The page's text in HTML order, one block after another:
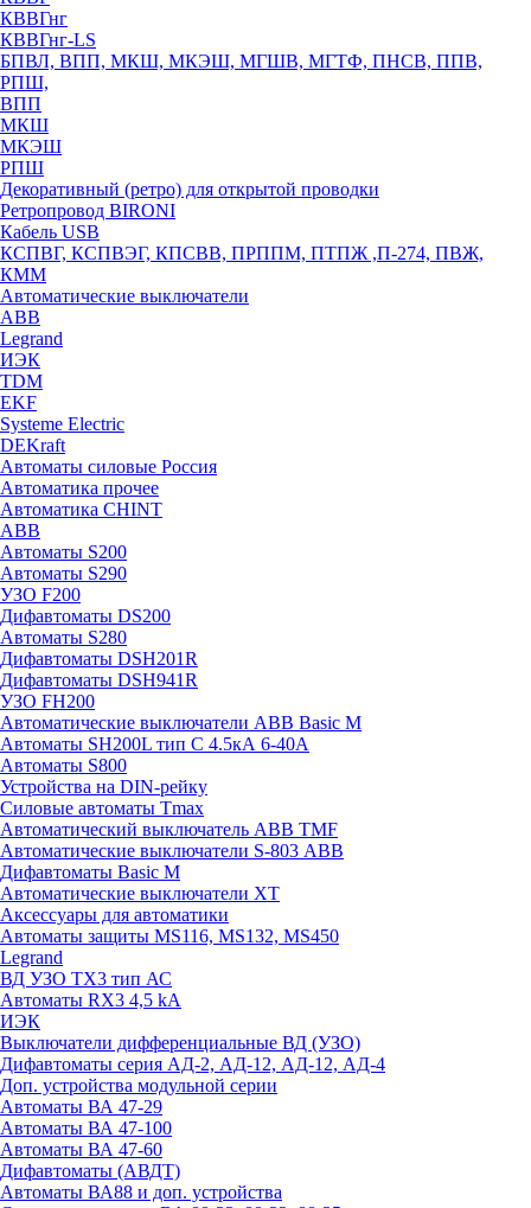
КВВГнг
КВВГнг-LS
БПВЛ, ВПП, МКШ, МКЭШ, МГШВ, МГТФ, ПНСВ, ППВ,
РПШ,
ВПП
МКШ
МКЭШ
РПШ
Декоративный (ретро) для открытой проводки
Ретропровод BIRONI
Кабель USB
КСПВГ, КСПВЭГ, КПСВВ, ПРППМ, ПТПЖ ,П-274, ПВЖ,
КММ
Автоматические выключатели
ABB
Legrand
ИЭК
TDM
EKF
Systeme Electric
DEKraft
Автоматы силовые Россия
Автоматика прочее
Автоматика CHINT
ABB
Автоматы S200
Автоматы S290
УЗО F200
Дифавтоматы DS200
Автоматы S280
Дифавтоматы DSH201R
Дифавтоматы DSH941R
УЗО FH200
Автоматические выключатели ABB Basic M
Автоматы SH200L тип С 4.5кА 6-40А
Автоматы S800
Устройства на DIN-рейку
Силовые автоматы Tmax
Автоматический выключатель ABB TMF
Автоматические выключатели S-803 АВВ
Дифавтоматы Basic M
Автоматические выключатели XT
Аксессуары для автоматики
Автоматы защиты MS116, MS132, MS450
Legrand
ВД УЗО TX3 тип АС
Автоматы RX3 4,5 kA
ИЭК
Выключатели дифференциальные ВД (УЗО)
Дифавтоматы серия АД-2, АД-12, АД-12, АД-4
Доп. устройства модульной серии
Автоматы ВА 47-29
Автоматы ВА 47-100
Автоматы ВА 47-60
Дифавтоматы (АВДТ)
Автоматы ВА88 и доп. устройства